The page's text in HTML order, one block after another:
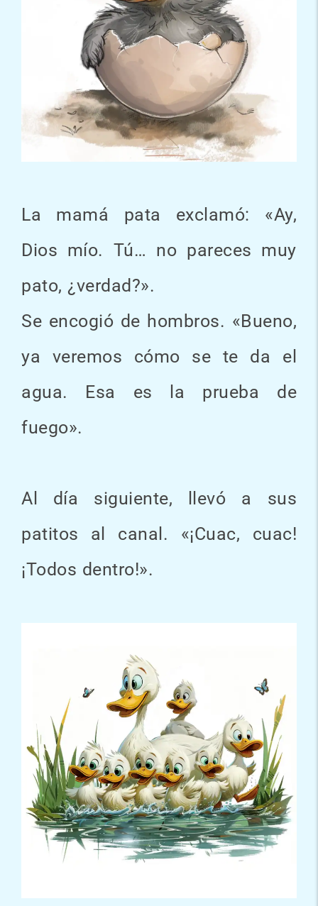
La mamá pata exclamó: «Ay,
Dios mío. Tú… no pareces muy
pato, ¿verdad?».
Se encogió de hombros. «Bueno,
ya veremos cómo se te da el
agua. Esa es la prueba de
fuego».
Al día siguiente, llevó a sus
patitos al canal. «¡Cuac, cuac!
¡Todos dentro!».